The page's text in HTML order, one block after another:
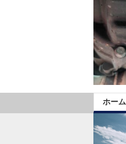
ホーム